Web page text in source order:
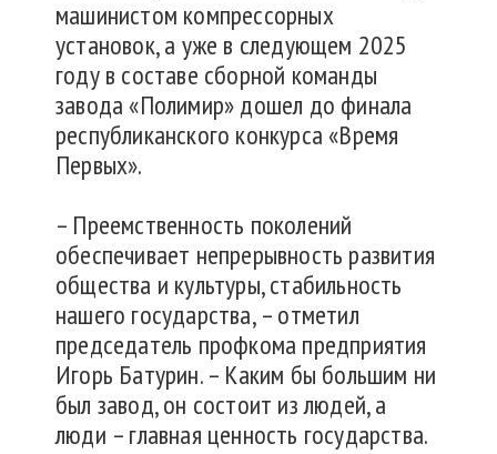
машинистом компрессорных
установок, а уже в следующем 2025
году в составе сборной команды
завода «Полимир» дошел до финала
республиканского конкурса «Время
Первых».
– Преемственность поколений
обеспечивает непрерывность развития
общества и культуры, стабильность
нашего государства, – отметил
председатель профкома предприятия
Игорь Батурин. – Каким бы большим ни
был завод, он состоит из людей, а
люди – главная ценность государства.